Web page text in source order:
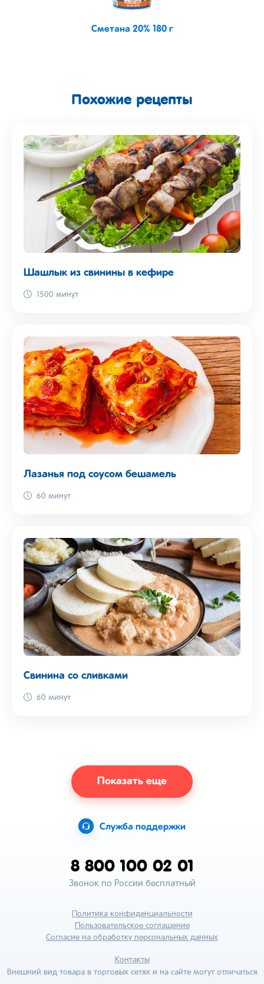
Сметана 20% 180 г
Похожие рецепты
Шашлык из свинины в кефире
1500 минут
Лазанья под соусом бешамель
60 минут
Свинина со сливками
60 минут
Показать еще
Служба поддержки
8 800 100 02 01
Звонок по России бесплатный
Политика конфиденциальности
Пользовательское соглашение
Согласие на обработку персональных данных
Контакты
Внешний вид товара в торговых сетях и на сайте могут отличаться